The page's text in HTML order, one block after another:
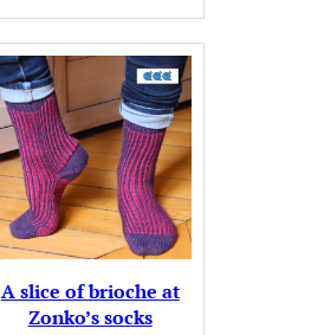
A slice of brioche at
Zonko’s socks